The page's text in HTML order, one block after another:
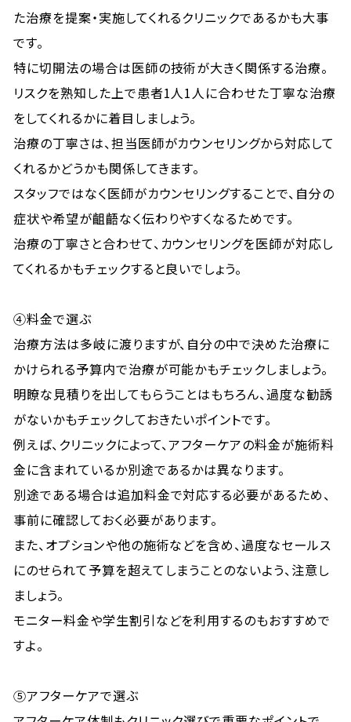
た治療を提案・実施してくれるクリニックであるかも大事
です。
特に切開法の場合は医師の技術が大きく関係する治療。
リスクを熟知した上で患者1人1人に合わせた丁寧な治療
をしてくれるかに着目しましょう。
治療の丁寧さは、担当医師がカウンセリングから対応して
くれるかどうかも関係してきます。
スタッフではなく医師がカウンセリングすることで、自分の
症状や希望が齟齬なく伝わりやすくなるためです。
治療の丁寧さと合わせて、カウンセリングを医師が対応し
てくれるかもチェックすると良いでしょう。
④料金で選ぶ
治療方法は多岐に渡りますが、自分の中で決めた治療に
かけられる予算内で治療が可能かもチェックしましょう。
明瞭な見積りを出してもらうことはもちろん、過度な勧誘
がないかもチェックしておきたいポイントです。
例えば、クリニックによって、アフターケアの料金が施術料
金に含まれているか別途であるかは異なります。
別途である場合は追加料金で対応する必要があるため、
事前に確認しておく必要があります。
また、オプションや他の施術などを含め、過度なセールス
にのせられて予算を超えてしまうことのないよう、注意し
ましょう。
モニター料金や学生割引などを利用するのもおすすめで
すよ。
⑤アフターケアで選ぶ